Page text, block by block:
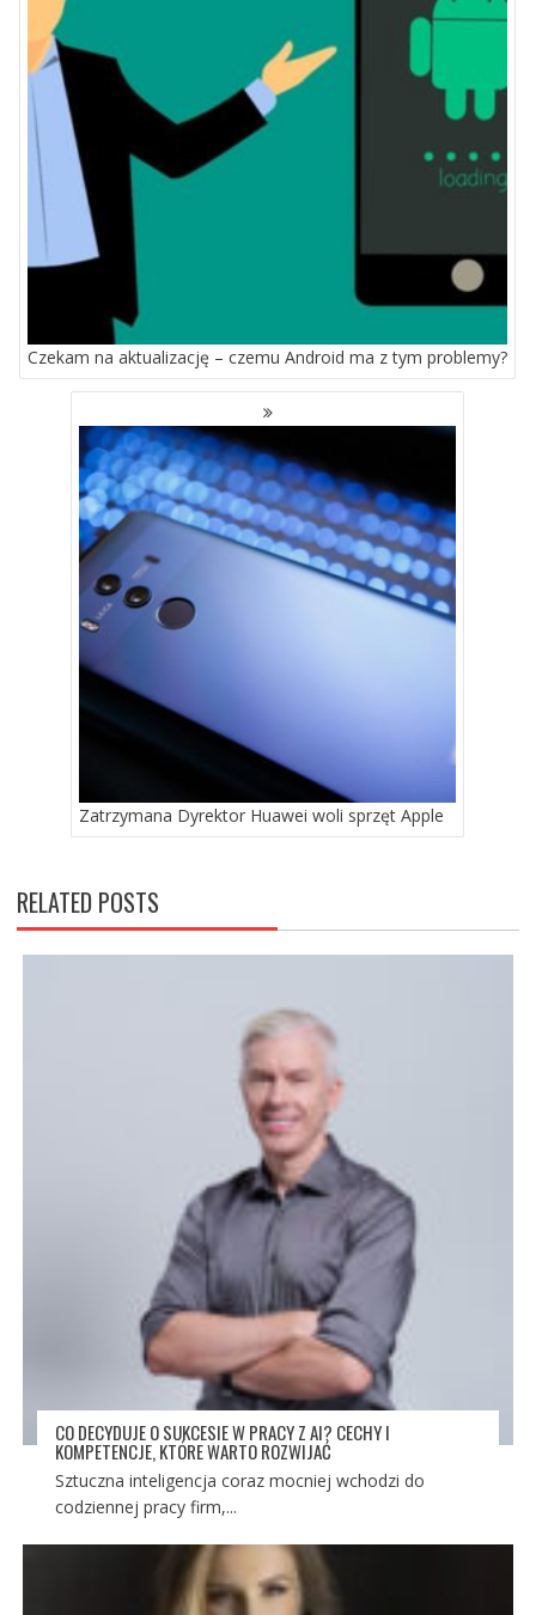
Czekam na aktualizację – czemu Android ma z tym problemy?
Zatrzymana Dyrektor Huawei woli sprzęt Apple
RELATED POSTS
CO DECYDUJE O SUKCESIE W PRACY Z AI? CECHY I
KOMPETENCJE, KTÓRE WARTO ROZWIJAĆ
Sztuczna inteligencja coraz mocniej wchodzi do
codziennej pracy firm,...